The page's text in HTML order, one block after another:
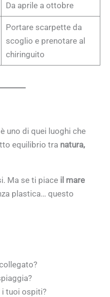
Da aprile a ottobre
Portare scarpette da
scoglio e prenotare al
chiringuito
è uno di quei luoghi che
equilibrio tra natura,
Ma se ti piace il mare
plastica… questo
i tuoi ospiti?